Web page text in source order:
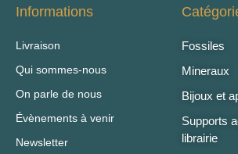
Informations
Livraison
Qui sommes-nous
On parle de nous
Évènements à venir
Newsletter
Fossiles
Mineraux
Bijoux et
Supports
librairie